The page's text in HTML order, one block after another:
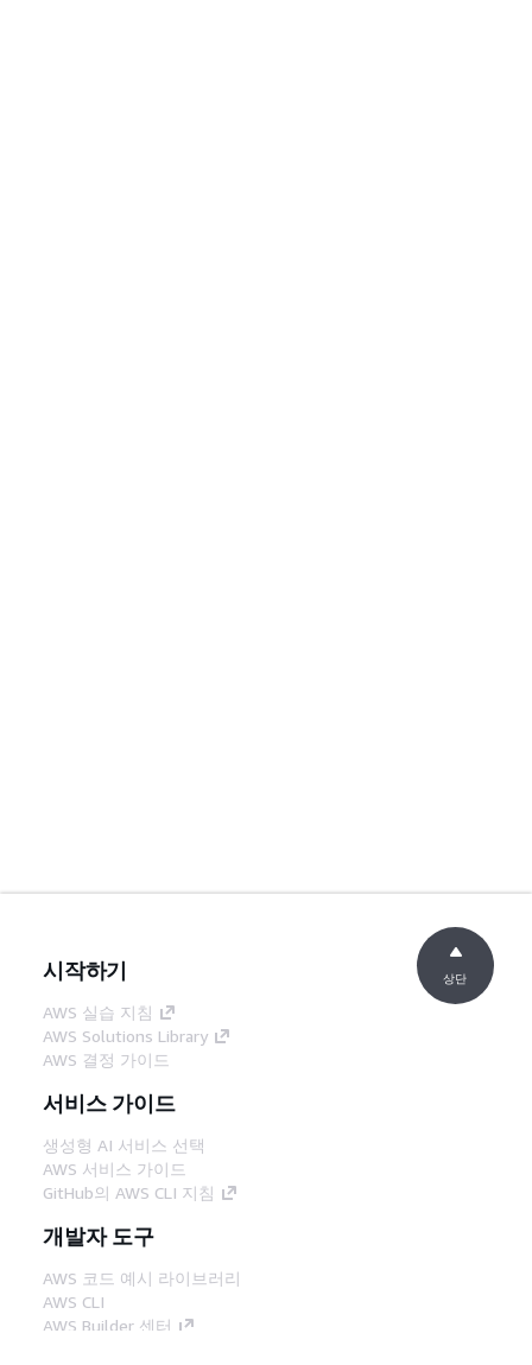
시작하기
AWS 실습 지침
AWS Solutions Library
AWS 결정 가이드
서비스 가이드
생성형 AI 서비스 선택
AWS 서비스 가이드
GitHub의 AWS CLI 지침
개발자 도구
AWS 코드 예시 라이브러리
AWS CLI
AWS Builder 센터
상단